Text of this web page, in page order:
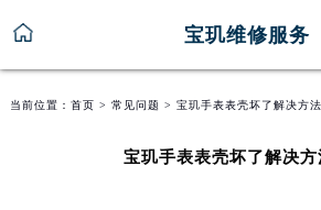
宝玑维修服务
当前位置： 首页 > 常见问题 > 宝玑手表表壳坏了解决方
宝玑手表表壳坏了解决